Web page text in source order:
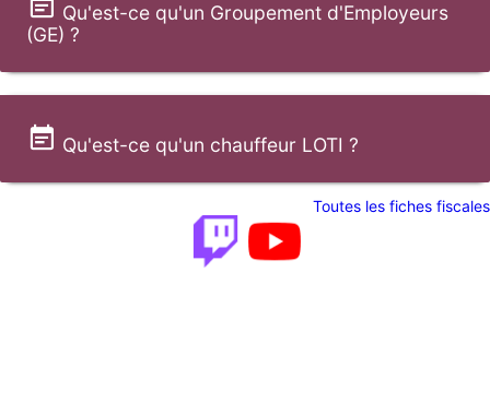
Qu'est-ce qu'un Groupement d'Employeurs
(GE) ?
Qu'est-ce qu'un chauffeur LOTI ?
Toutes les fiches fiscales